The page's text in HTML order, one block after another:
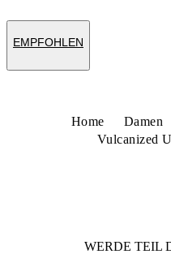
EMPFOHLEN
Home Damen
Vulcanized
WERDE TEIL